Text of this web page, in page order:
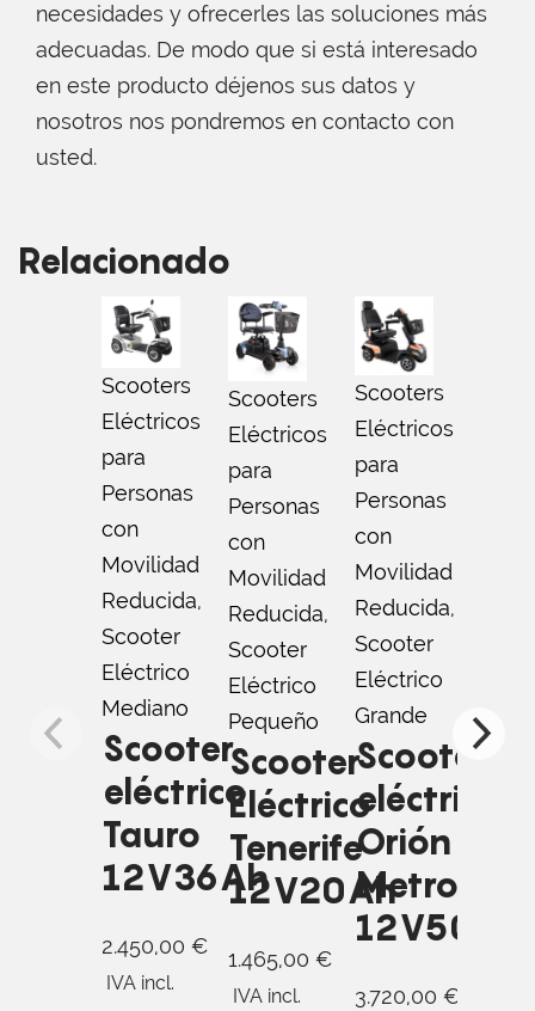
necesidades y ofrecerles las soluciones más
adecuadas. De modo que si está interesado
en este producto déjenos sus datos y
nosotros nos pondremos en contacto con
usted.
Relacionado
Scooters
Eléctricos
para
Personas
con
Movilidad
Reducida,
Scooter
Eléctrico
Mediano
Scooter
eléctrico
Tauro
12V36Ah
2.450,00 €
IVA incl.
Scooters
Eléctricos
para
Personas
con
Movilidad
Reducida,
Scooter
Eléctrico
Pequeño
Scooter
Eléctrico
Tenerife
12V20Ah
1.465,00 €
IVA incl.
Scooters
Eléctricos
para
Personas
con
Movilidad
Reducida,
Scooter
Eléctrico
Grande
Scooter
eléctrico
Orión
Metro
12V50Ah
3.720,00 €